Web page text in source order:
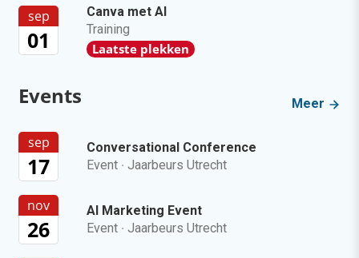
sep
01
Canva met AI
Training
Laatste plekken
Events Meer
sep
17
Conversational Conference
Event · Jaarbeurs Utrecht
nov
26
AI Marketing Event
Event · Jaarbeurs Utrecht